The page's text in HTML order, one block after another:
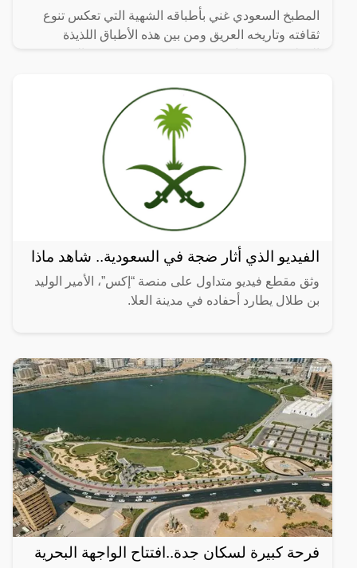
المطبخ السعودي غني بأطباقه الشهية التي تعكس تنوع
ثقافته وتاريخه العريق ومن بين هذه الأطباق اللذيذة
الفيديو الذي أثار ضجة في السعودية.. شاهد ماذا
وثق مقطع فيديو متداول على منصة “إكس”، الأمير الوليد
بن طلال يطارد أحفاده في مدينة العلا.
فرحة كبيرة لسكان جدة..افتتاح الواجهة البحرية